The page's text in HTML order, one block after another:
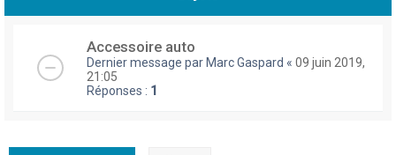
Accessoire auto
Dernier message par Marc Gaspard « 09 juin 2019,
21:05
Réponses : 1